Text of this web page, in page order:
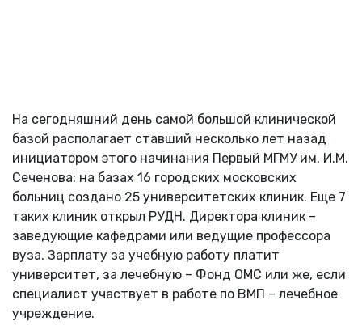
На сегодняшний день самой большой клинической
базой располагает ставший несколько лет назад
инициатором этого начинания Первый МГМУ им. И.М.
Сеченова: на базах 16 городских московских
больниц создано 25 университетских клиник. Еще 7
таких клиник открыл РУДН. Директора клиник –
заведующие кафедрами или ведущие профессора
вуза. Зарплату за учебную работу платит
университет, за лечебную – Фонд ОМС или же, если
специалист участвует в работе по ВМП – лечебное
учреждение.